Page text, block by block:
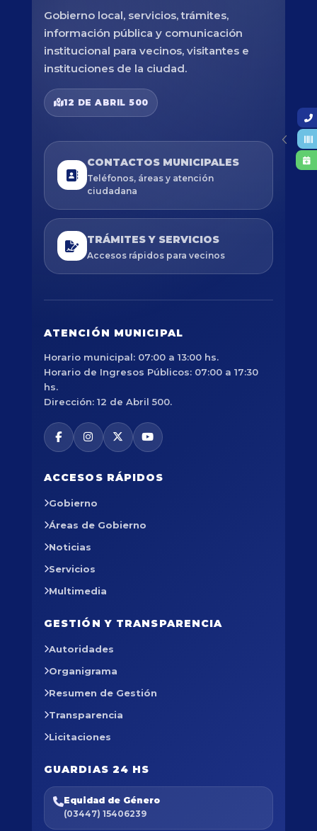
Gobierno local, servicios, trámites,
información pública y comunicación
institucional para vecinos, visitantes e
instituciones de la ciudad.
12 DE ABRIL 500
CONTACTOS MUNICIPALES
Teléfonos, áreas y atención
ciudadana
TRÁMITES Y SERVICIOS
Accesos rápidos para vecinos
ATENCIÓN MUNICIPAL
Horario municipal: 07:00 a 13:00 hs.
Horario de Ingresos Públicos: 07:00 a 17:30
hs.
Dirección: 12 de Abril 500.
ACCESOS RÁPIDOS
Gobierno
Áreas de Gobierno
Noticias
Servicios
Multimedia
GESTIÓN Y TRANSPARENCIA
Autoridades
Organigrama
Resumen de Gestión
Transparencia
Licitaciones
GUARDIAS 24 HS
Equidad de Género
(03447) 15406239